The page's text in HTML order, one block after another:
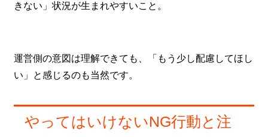
きない」状況が生まれやすいこと。
運営側の意図は理解できても、「もう少し配慮してほし
い」と感じるのも当然です。
やってはいけないNG行動と注